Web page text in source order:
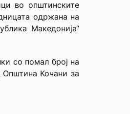
во општинските
одржана на
Македонија“
со помал број на
Кочани за